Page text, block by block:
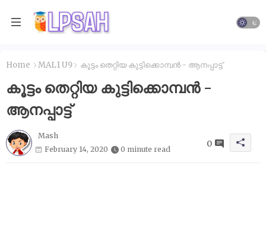
Home MAL1 U9 കൂട്ടം തെറ്റിയ കുട്ടിക്കൊമ്പൻ - ആനപ്പാട്ട്
കൂട്ടം തെറ്റിയ കുട്ടിക്കൊമ്പൻ -
ആനപ്പാട്ട്
Mash
February 14, 2020
0 minute read
0